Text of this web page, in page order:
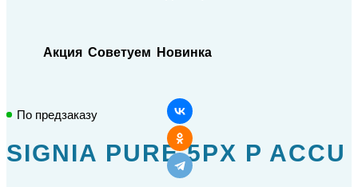
Акция Советуем Новинка
По предзаказу
SIGNIA PURE 5PX P ACCU